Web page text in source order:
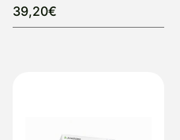
39,20€